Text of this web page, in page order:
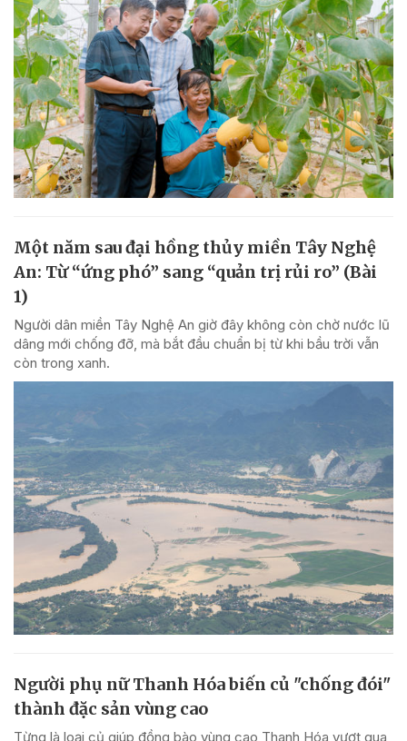
Một năm sau đại hồng thủy miền Tây Nghệ
An: Từ “ứng phó” sang “quản trị rủi ro” (Bài
1)
Người dân miền Tây Nghệ An giờ đây không còn chờ nước lũ
dâng mới chống đỡ, mà bắt đầu chuẩn bị từ khi bầu trời vẫn
còn trong xanh.
Người phụ nữ Thanh Hóa biến củ "chống đói"
thành đặc sản vùng cao
Từng là loại củ giúp đồng bào vùng cao Thanh Hóa vượt qua